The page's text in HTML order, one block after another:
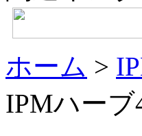
ホーム >
IPMハーブ